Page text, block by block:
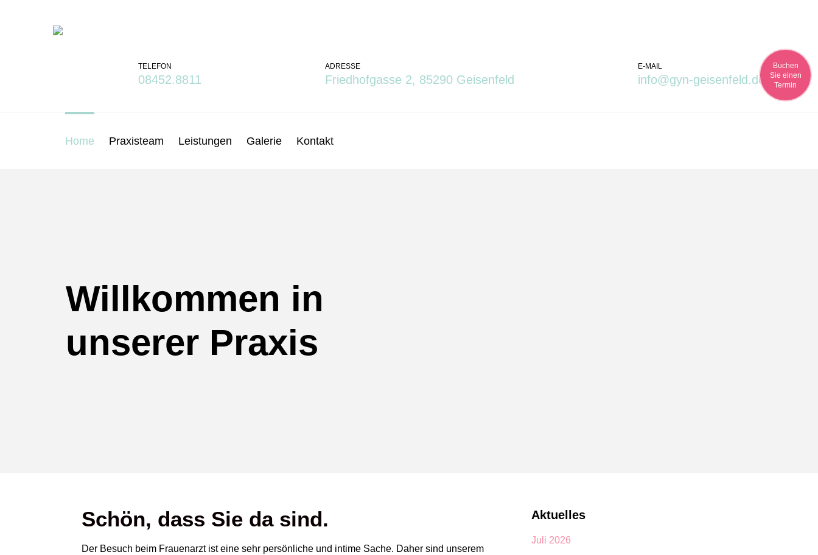
TELEFON
08452.8811
ADRESSE
Friedhofgasse 2, 85290 Geisenfeld
E-MAIL
info@gyn-geisenfeld.de
Home Praxisteam Leistungen Galerie Kontakt
Willkommen in
unserer Praxis
Schön, dass Sie da sind.
Der Besuch beim Frauenarzt ist eine sehr persönliche und intime Sache. Daher sind unserem
Aktuelles
Juli 2026
Buchen
Sie einen
Termin